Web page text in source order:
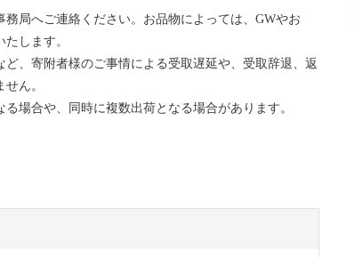
局へご連絡ください。お品物によっては、GWやお
します。
、寄附者様のご事情による受取遅延や、受取辞退、返
ん。
場合や、同時に複数出荷となる場合があります。